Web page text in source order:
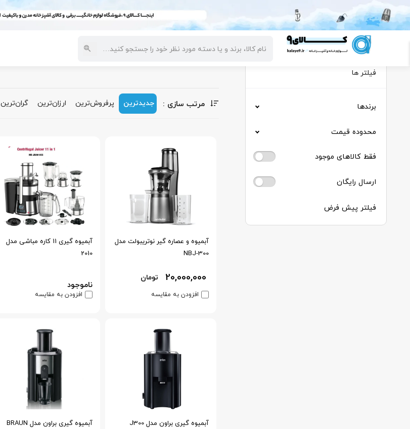
دسته بندی کالاها صفحه اصلی تخفیفات پیگیری سفارش روش های پرداخت
فیلتر ها
برندها
محدوده قیمت
فقط کالاهای موجود
ارسال رایگان
فیلتر پیش فرض
مرتب سازی : جدیدترین پرفروش‌ترین‌ ارزان‌ترین گران‌ترین
آبمیوه و عصاره گیر نوتریبولت مدل
NBJ-300
20,000,000 تومان
افزودن به مقایسه
آبمیوه گیری 11 کاره مباشی مدل
2010
ناموجود
افزودن به مقایسه
آبمیوه گیری براون مدل J300
آبمیوه گیری براون مدل BRAUN